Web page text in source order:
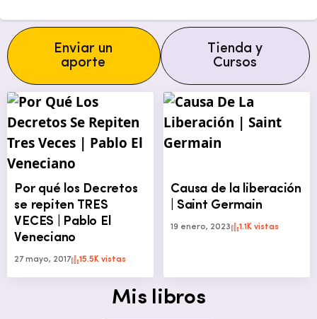
Enviar un
aporte
Tienda y
Cursos
Por qué los Decretos
se repiten TRES
VECES | Pablo El
Veneciano
27 mayo, 2017 15.5K vistas
Causa de la liberación
| Saint Germain
19 enero, 2023 1.1K vistas
Mis libros